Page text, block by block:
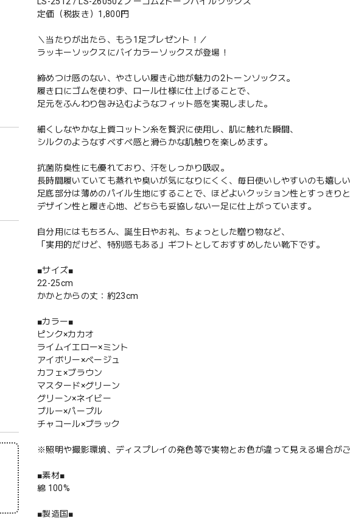
定価（税抜き）1,800円
＼当たりが出たら、もう1足プレゼント！／
ラッキーソックスにバイカラーソックスが登場！
締めつけ感のない、やさしい履き心地が魅力の2トーンソックス。
履き口にゴムを使わず、ロール仕様に仕上げることで、
足元をふんわり包み込むようなフィット感を実現しました。
細くしなやかな上質コットン糸を贅沢に使用し、肌に触れた瞬間、
シルクのようなすべすべ感と滑らかな肌触りを楽しめます。
抗菌防臭性にも優れており、汗をしっかり吸収。
長時間履いていても蒸れや臭いが気になりにくく、毎日使いしやすいのも嬉し
足底部分は薄めのパイル生地にすることで、ほどよいクッション性とすっきり
デザイン性と履き心地、どちらも妥協しない一足に仕上がっています。
自分用にはもちろん、誕生日やお礼、ちょっとした贈り物など、
「実用的だけど、特別感もある」ギフトとしておすすめしたい靴下です。
■サイズ■
22-25cm
かかとからの丈：約23cm
■カラー■
ピンク×カカオ
ライムイエロー×ミント
アイボリー×ベージュ
カフェ×ブラウン
マスタード×グリーン
グリーン×ネイビー
ブルー×パープル
チャコール×ブラック
※照明や撮影環境、ディスプレイの発色等で実物とお色が違って見える場合が
■素材■
綿 100%
■製造国■